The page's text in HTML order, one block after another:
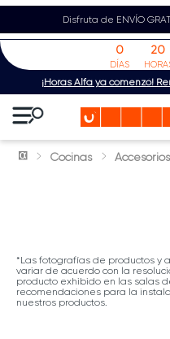
Disfruta de ENVÍO
¡Horas Alfa ya comenzó!
0
DÍAS
20
Cocinas
*Las fotografías de productos y
variar de acuerdo con la
producto exhibido en las salas
recomendaciones para la
nuestros productos.